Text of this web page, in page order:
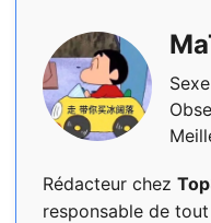
Rédacteur chez
responsable de